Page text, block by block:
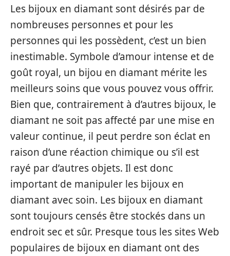
Les bijoux en diamant sont désirés par de
nombreuses personnes et pour les
personnes qui les possèdent, c’est un bien
inestimable. Symbole d’amour intense et de
goût royal, un bijou en diamant mérite les
meilleurs soins que vous pouvez vous offrir.
Bien que, contrairement à d’autres bijoux, le
diamant ne soit pas affecté par une mise en
valeur continue, il peut perdre son éclat en
raison d’une réaction chimique ou s’il est
rayé par d’autres objets. Il est donc
important de manipuler les bijoux en
diamant avec soin. Les bijoux en diamant
sont toujours censés être stockés dans un
endroit sec et sûr. Presque tous les sites Web
populaires de bijoux en diamant ont des